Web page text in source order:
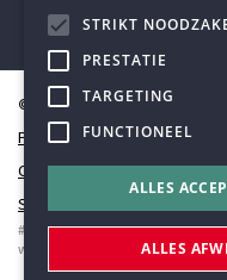
© Humanistisch Verbond
Privacy
Cookiestatement
Sitemap
#codedwithlove byCodelines
webapplicaties
mobiele apps&
STRIKT
PRESTATIE
TARGETING
FUNCTIONEEL
ALLES
ALLES